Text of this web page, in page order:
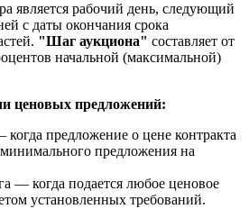
является рабочий день, следующий
с даты окончания срока
"Шаг аукциона" составляет от
начальной (максимальной)
ценовых предложений:
предложение о цене контракта
предложения на
— когда подается любое ценовое
установленных требований.